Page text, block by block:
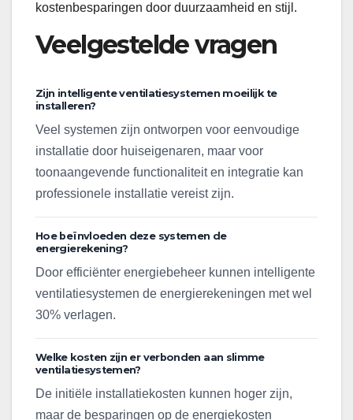
kostenbesparingen door duurzaamheid en stijl.
Veelgestelde vragen
Zijn intelligente ventilatiesystemen moeilijk te
installeren?
Veel systemen zijn ontworpen voor eenvoudige
installatie door huiseigenaren, maar voor
toonaangevende functionaliteit en integratie kan
professionele installatie vereist zijn.
Hoe beïnvloeden deze systemen de
energierekening?
Door efficiënter energiebeheer kunnen intelligente
ventilatiesystemen de energierekeningen met wel
30% verlagen.
Welke kosten zijn er verbonden aan slimme
ventilatiesystemen?
De initiële installatiekosten kunnen hoger zijn,
maar de besparingen op de energiekosten